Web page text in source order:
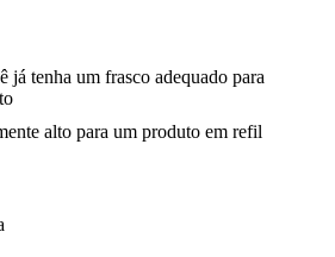
já tenha um frasco adequado para
alto para um produto em refil